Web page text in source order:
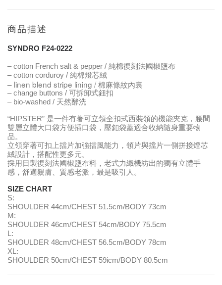
商品描述
SYNDRO F24-0222
– cotton French salt & pepper / 純棉復刻法國椒鹽布
– cotton corduroy / 純棉燈芯絨
– linen blend stripe lining / 棉麻條紋內裏
– change buttons / 可拆卸式鈕扣
– bio-washed / 天然酵洗
“HIPSTER” 是一件有著可立領全扣式西裝領的機能夾克，腰間
雙層立體大口袋方便插口袋，壓釦袋蓋適合收納隨身重要物
品。
立領穿著可扣上擋片加強擋風能力，領片與擋片一側拼接燈芯
絨設計，搭配性更多元。
採用日製復刻法國椒鹽布料，老式力織機紡出的獨有立體手
感，舒適親膚、質感老派，最是吸引人。
SIZE CHART
S:
SHOULDER 44cm/CHEST 51.5cm/BODY 73cm
M:
SHOULDER 46cm/CHEST 54cm/BODY 75.5cm
L:
SHOULDER 48cm/CHEST 56.5cm/BODY 78cm
XL:
SHOULDER 50cm/CHEST 59icm/BODY 80.5cm